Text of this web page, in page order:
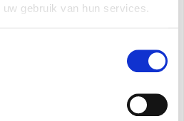
gebruik van hun services.
tijdens verwarming -